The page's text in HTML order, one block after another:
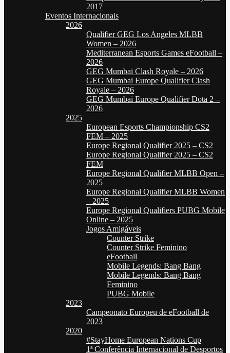
2017
Eventos Internacionais
2026
Qualifier GEG Los Angeles MLBB
Women – 2026
Mediterranean Esports Games eFootball –
2026
GEG Mumbai Clash Royale – 2026
GEG Mumbai Europe Qualifier Clash
Royale – 2026
GEG Mumbai Europe Qualifier Dota 2 –
2026
2025
European Esports Championship CS2
FEM – 2025
Europe Regional Qualifier 2025 – CS2
Europe Regional Qualifier 2025 – CS2
FEM
Europe Regional Qualifier MLBB Open –
2025
Europe Regional Qualifier MLBB Women
– 2025
Europe Regional Qualifiers PUBG Mobile
Online – 2025
Jogos Amigáveis
Counter Strike
Counter Strike Feminino
eFootball
Mobile Legends: Bang Bang
Mobile Legends: Bang Bang
Feminino
PUBG Mobile
2023
Campeonato Europeu de eFootball de
2023
2020
#StayHome European Nations Cup
1ª Conferência Internacional de Desportos